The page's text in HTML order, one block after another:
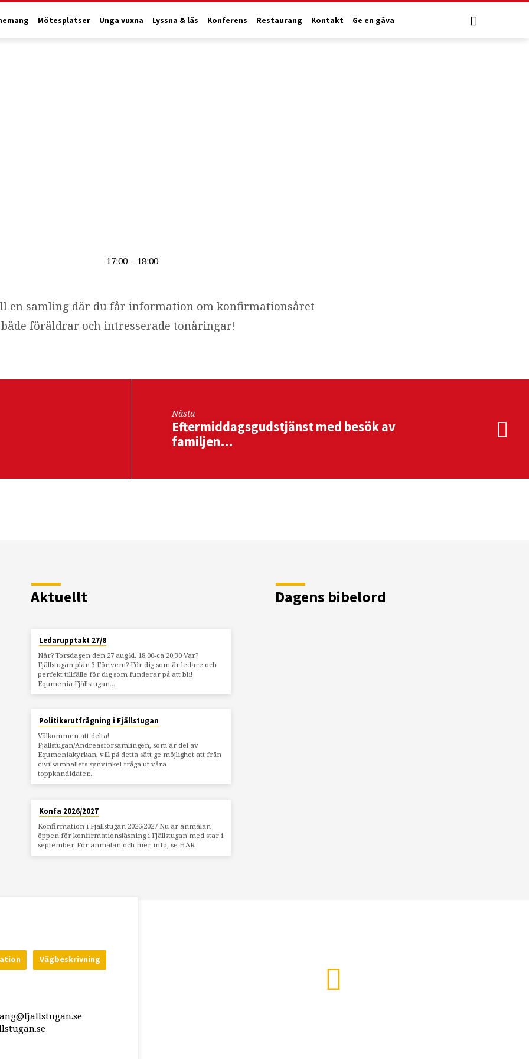
Mötesplatser Unga vuxna Lyssna & läs Konferens Restaurang Kontakt Ge en gåva
17:00 – 18:00
en samling där du får information om konfirmationsåret
både föräldrar och intresserade tonåringar!
Nästa
Eftermiddagsgudstjänst med besök av
familjen…
Aktuellt
Ledarupptakt 27/8
När? Torsdagen den 27 aug kl. 18.00-ca 20.30 Var?
Fjällstugan plan 3 För vem? För dig som är ledare och
perfekt tillfälle för dig som funderar på att bli!
Equmenia Fjällstugan…
Politikerutfrågning i Fjällstugan
Välkommen att delta!
Fjällstugan/Andreasförsamlingen, som är del av
Equmeniakyrkan, vill på detta sätt ge möjlighet att från
civilsamhällets synvinkel fråga ut våra
toppkandidater…
Konfa 2026/2027
Konfirmation i Fjällstugan 2026/2027 Nu är anmälan
öppen för konfirmationsläsning i Fjällstugan med star i
september. För anmälan och mer info, se HÄR
Dagens bibelord
Vägbeskrivning